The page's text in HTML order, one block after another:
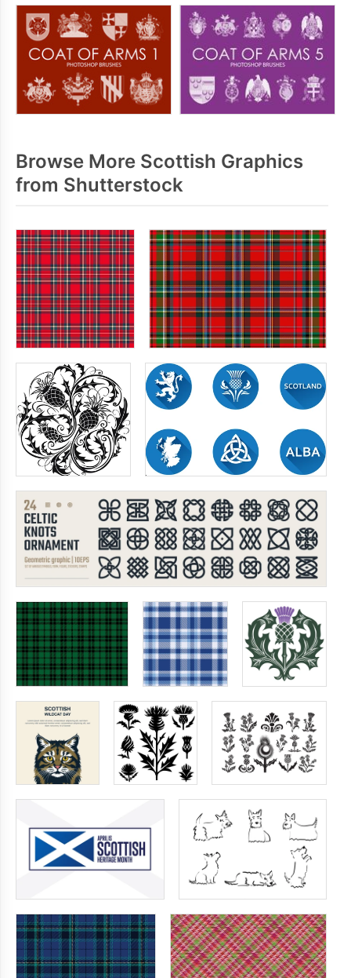
Browse More Scottish Graphics
from Shutterstock